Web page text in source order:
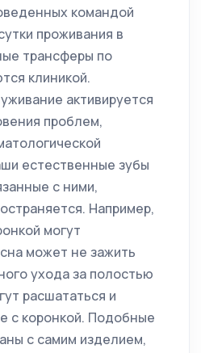
командой
проживания в
трансферы по
клиникой.
активируется
проблем,
естественные зубы
с ними,
Например,
могут
может не зажить
ухода за полостью
расшататься и
с коронкой. Подобные
с самим изделием,